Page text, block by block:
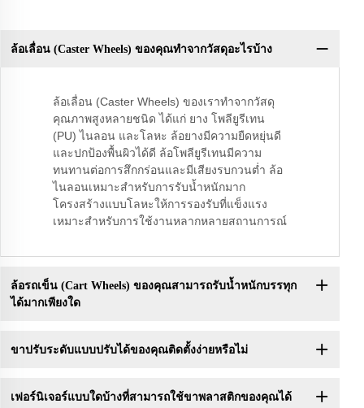
ล้อเลื่อน (Caster Wheels) ของคุณทำจากวัสดุอะไรบ้าง
ล้อเลื่อน (Caster Wheels) ของเราทำจากวัสดุ
คุณภาพสูงหลายชนิด ได้แก่ ยาง โพลียูรีเทน
(PU) ไนลอน และโลหะ ล้อยางมีความยืดหยุ่นดี
และปกป้องพื้นผิวได้ดี ล้อโพลียูรีเทนมีความ
ทนทานต่อการสึกกร่อนและมีเสียงรบกวนต่ำ ล้อ
ไนลอนเหมาะสำหรับการรับน้ำหนักมาก
โครงสร้างแบบโลหะให้การรองรับที่แข็งแรง
เหมาะสำหรับการใช้งานหลากหลายสถานการณ์
ล้อรถเข็น (Cart Wheels) ของคุณสามารถรับน้ำหนักบรรทุก
ได้มากเพียงใด
ขาปรับระดับแบบปรับได้ของคุณติดตั้งง่ายหรือไม่
เฟอร์นิเจอร์แบบใดบ้างที่สามารถใช้ขาพลาสติกของคุณได้